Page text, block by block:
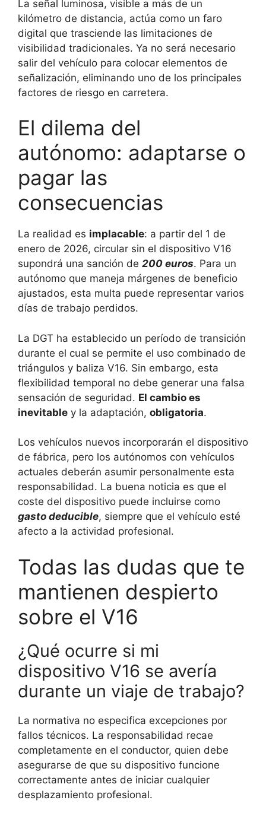
La señal luminosa, visible a más de un
kilómetro de distancia, actúa como un faro
digital que trasciende las limitaciones de
visibilidad tradicionales. Ya no será necesario
salir del vehículo para colocar elementos de
señalización, eliminando uno de los principales
factores de riesgo en carretera.
El dilema del
autónomo: adaptarse o
pagar las
consecuencias
La realidad es implacable: a partir del 1 de
enero de 2026, circular sin el dispositivo V16
supondrá una sanción de 200 euros. Para un
autónomo que maneja márgenes de beneficio
ajustados, esta multa puede representar varios
días de trabajo perdidos.
La DGT ha establecido un período de transición
durante el cual se permite el uso combinado de
triángulos y baliza V16. Sin embargo, esta
flexibilidad temporal no debe generar una falsa
sensación de seguridad. El cambio es
inevitable y la adaptación, obligatoria.
Los vehículos nuevos incorporarán el dispositivo
de fábrica, pero los autónomos con vehículos
actuales deberán asumir personalmente esta
responsabilidad. La buena noticia es que el
coste del dispositivo puede incluirse como
gasto deducible, siempre que el vehículo esté
afecto a la actividad profesional.
Todas las dudas que te
mantienen despierto
sobre el V16
¿Qué ocurre si mi
dispositivo V16 se avería
durante un viaje de trabajo?
La normativa no especifica excepciones por
fallos técnicos. La responsabilidad recae
completamente en el conductor, quien debe
asegurarse de que su dispositivo funcione
correctamente antes de iniciar cualquier
desplazamiento profesional.